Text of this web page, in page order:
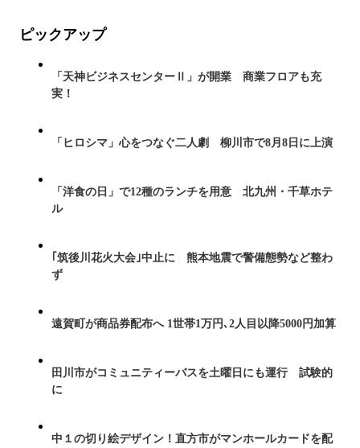
ピックアップ
「天神ビジネスセンターⅡ」が開業 商業フロアも充
実！
「ヒロシマ」心をつなぐ二人劇 柳川市で8月8日に上演
「洋食の日」で12種のランチを用意 北九州・千草ホテ
ル
｢筑後川花火大会｣中止に 熊本地震で警備態勢など整わ
ず
遠賀町が商品券配布へ 1世帯1万円､2人目以降5000円加算
田川市がコミュニティーバスを土曜日にも運行 試験的
に
中１の切り絵デザイン！直方市がマンホールカードを配